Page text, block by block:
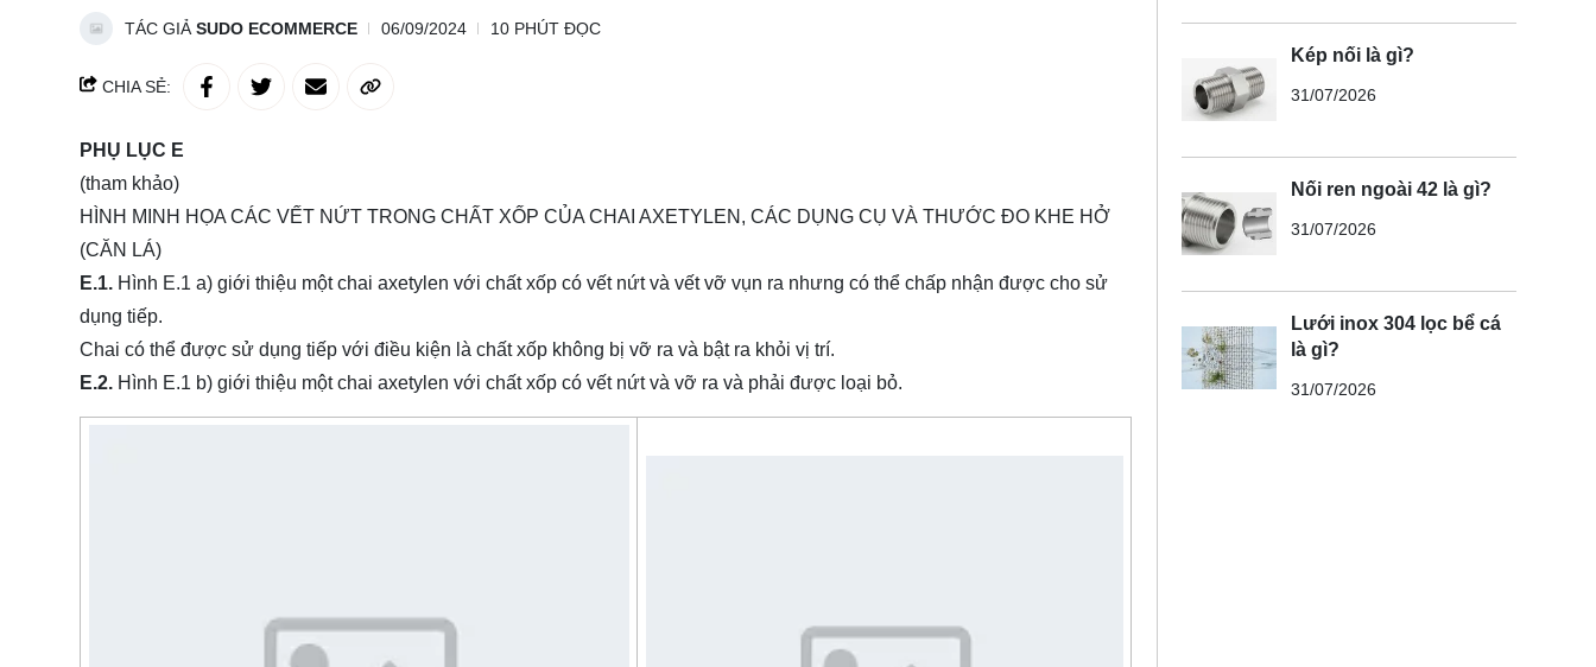
TÁC GIẢ SUDO ECOMMERCE 06/09/2024 10 PHÚT ĐỌC
CHIA SẺ:
PHỤ LỤC E
(tham khảo)
HÌNH MINH HỌA CÁC VẾT NỨT TRONG CHẤT XỐP CỦA CHAI AXETYLEN, CÁC DỤNG CỤ VÀ THƯỚC ĐO KHE HỞ
(CĂN LÁ)
E.1. Hình E.1 a) giới thiệu một chai axetylen với chất xốp có vết nứt và vết vỡ vụn ra nhưng có thể chấp nhận được cho sử
dụng tiếp.
Chai có thể được sử dụng tiếp với điều kiện là chất xốp không bị vỡ ra và bật ra khỏi vị trí.
E.2. Hình E.1 b) giới thiệu một chai axetylen với chất xốp có vết nứt và vỡ ra và phải được loại bỏ.
Kép nối là gì?
31/07/2026
Nối ren ngoài 42 là gì?
31/07/2026
Lưới inox 304 lọc bể cá
là gì?
31/07/2026